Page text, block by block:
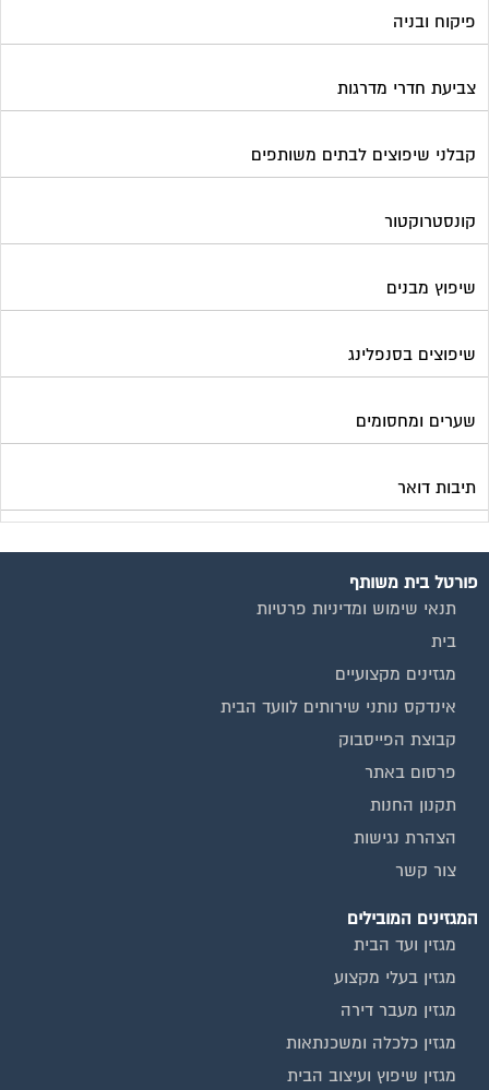
פיקוח ובניה
צביעת חדרי מדרגות
קבלני שיפוצים לבתים משותפים
קונסטרוקטור
שיפוץ מבנים
שיפוצים בסנפלינג
שערים ומחסומים
תיבות דואר
פורטל בית משותף
תנאי שימוש ומדיניות פרטיות
בית
מגזינים מקצועיים
אינדקס נותני שירותים לוועד הבית
קבוצת הפייסבוק
פרסום באתר
תקנון החנות
הצהרת נגישות
צור קשר
המגזינים המובילים
מגזין ועד הבית
מגזין בעלי מקצוע
מגזין מעבר דירה
מגזין כלכלה ומשכנתאות
מגזין שיפוץ ועיצוב הבית